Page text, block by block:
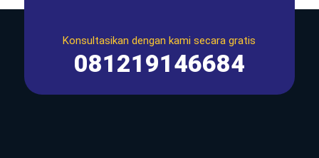
Konsultasikan dengan kami secara gratis
081219146684